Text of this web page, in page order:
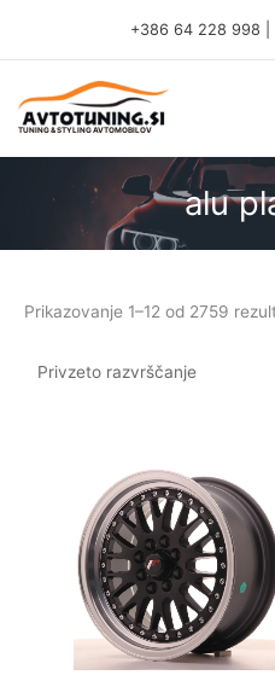
content
+386 64 228 998
TUNING & STYLING AVTOMOBILOV
alu
Prikazovanje 1–12 od 2759